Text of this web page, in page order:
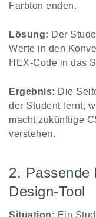
Farbton enden.
Lösung: Der
Werte in den
HEX-Code in das
Ergebnis: Die
der Student lernt,
macht zukünftige
verstehen.
2. Passende
Design-Tool